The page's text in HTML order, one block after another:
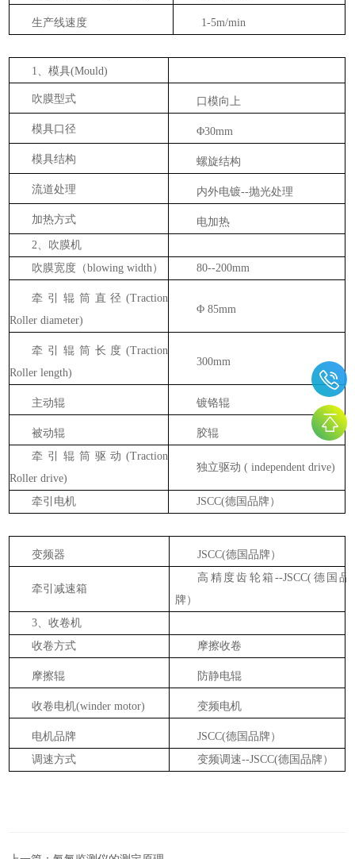
生产线速度 1-5m/min
1、模具(Mould)
吹膜型式 口模向上
模具口径 Φ30mm
模具结构 螺旋结构
流道处理 内外电镀--抛光处理
加热方式
电加热
2、吹膜机
吹膜宽度（blowing width） 80--200mm
牵引辊筒直径(Traction
Roller diameter)
Φ 85mm
牵引辊筒长度(Traction
Roller length)
300mm
主动辊 镀铬辊
被动辊
胶辊
牵引辊筒驱动(Traction
Roller drive)
独立驱动 ( independent drive)
牵引电机 JSCC(德国品牌）
变频器 JSCC(德国品牌）
牵引减速箱
高精度齿轮箱--JSCC(德国品
牌）
3、收卷机
收卷方式
摩擦收卷
摩擦辊 防静电辊
收卷电机(winder motor) 变频电机
电机品牌
JSCC(德国品牌）
调速方式
变频调速--JSCC(德国品牌）